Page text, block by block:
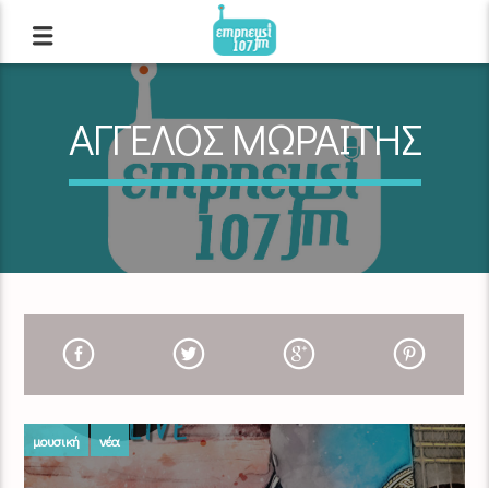
ΑΓΓΕΛΟΣ ΜΩΡΑΙΤΗΣ
μουσική νέα